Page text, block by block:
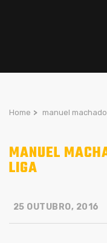
Home > manuel
MANUEL
LIGA
25 OUTUBRO, 2016